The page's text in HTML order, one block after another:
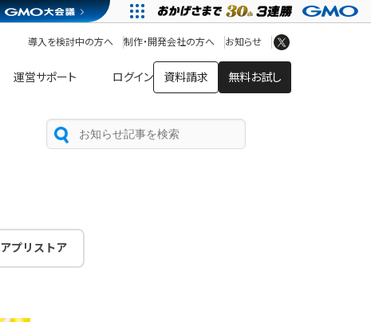
運営サポート ログイン 資料請求 無料お試し
導入を検討中の方へ 制作・開発会社の方へ お知らせ
アプリストア
ヘルプを見る
ヘルプセンター
アプリストア